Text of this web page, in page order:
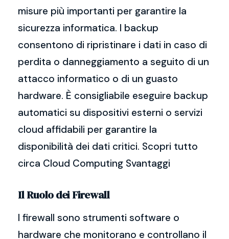
misure più importanti per garantire la
sicurezza informatica. I backup
consentono di ripristinare i dati in caso di
perdita o danneggiamento a seguito di un
attacco informatico o di un guasto
hardware. È consigliabile eseguire backup
automatici su dispositivi esterni o servizi
cloud affidabili per garantire la
disponibilità dei dati critici. Scopri tutto
circa Cloud Computing Svantaggi
Il Ruolo dei Firewall
I firewall sono strumenti software o
hardware che monitorano e controllano il